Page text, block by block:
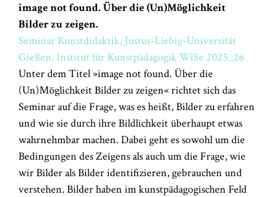
image not found. Über die (Un)Möglichkeit
Bilder zu zeigen.
Seminar Kunstdidaktik, Justus-Liebig-Universität
Gießen, Institut für Kunstpädagogik WiSe 2025_26
Unter dem Titel »image not found. Über die
(Un)Möglichkeit Bilder zu zeigen« richtet sich das
Seminar auf die Frage, was es heißt, Bilder zu erfahren
und wie sie durch ihre Bildlichkeit überhaupt etwas
wahrnehmbar machen. Dabei geht es sowohl um die
Bedingungen des Zeigens als auch um die Frage, wie
wir Bilder als Bilder identifizieren, gebrauchen und
verstehen. Bilder haben im kunstpädagogischen Feld